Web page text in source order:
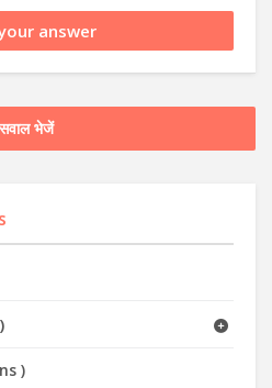
सवाल भेजें
)
)